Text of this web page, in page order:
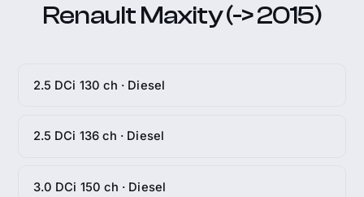
Renault Maxity (-> 2015)
2.5 DCi 130 ch · Diesel
2.5 DCi 136 ch · Diesel
3.0 DCi 150 ch · Diesel